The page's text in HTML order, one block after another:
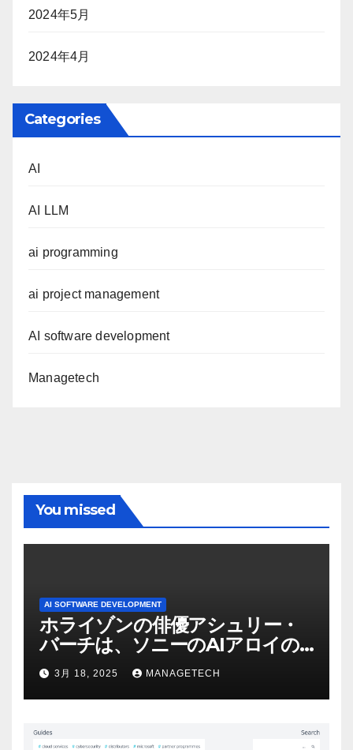
2024年5月
2024年4月
Categories
AI
AI LLM
ai programming
ai project management
AI software development
Managetech
You missed
AI SOFTWARE DEVELOPMENT
ホライゾンの俳優アシュリー・
バーチは、ソニーのAIアロイの
ビデオを見て「ゲームパフォー
マンスという芸術形式に不安を
感じた」と語る – IGN
3月 18, 2025 MANAGETECH